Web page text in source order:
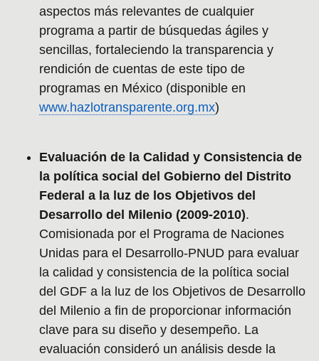
aspectos más relevantes de cualquier
programa a partir de búsquedas ágiles y
sencillas, fortaleciendo la transparencia y
rendición de cuentas de este tipo de
programas en México (disponible en
www.hazlotransparente.org.mx)
Evaluación de la Calidad y Consistencia de
la política social del Gobierno del Distrito
Federal a la luz de los Objetivos del
Desarrollo del Milenio (2009-2010).
Comisionada por el Programa de Naciones
Unidas para el Desarrollo-PNUD para evaluar
la calidad y consistencia de la política social
del GDF a la luz de los Objetivos de Desarrollo
del Milenio a fin de proporcionar información
clave para su diseño y desempeño. La
evaluación consideró un análisis desde la